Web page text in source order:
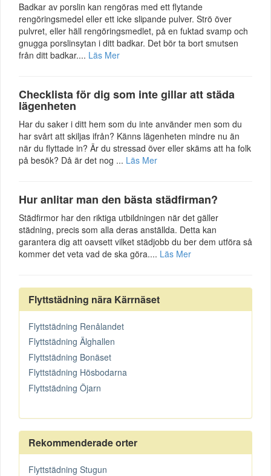
Badkar av porslin kan rengöras med ett flytande
rengöringsmedel eller ett icke slipande pulver. Strö över
pulvret, eller häll rengöringsmedlet, på en fuktad svamp och
gnugga porslinsytan i ditt badkar. Det bör ta bort smutsen
från ditt badkar.... Läs Mer
Checklista för dig som inte gillar att städa
lägenheten
Har du saker i ditt hem som du inte använder men som du
har svårt att skiljas ifrån? Känns lägenheten mindre nu än
när du flyttade in? Är du stressad över eller skäms att ha folk
på besök? Då är det nog ... Läs Mer
Hur anlitar man den bästa städfirman?
Städfirmor har den riktiga utbildningen när det gäller
städning, precis som alla deras anställda. Detta kan
garantera dig att oavsett vilket städjobb du ber dem utföra så
kommer det veta vad de ska göra.... Läs Mer
Flyttstädning nära Kärrnäset
Flyttstädning Renålandet
Flyttstädning Älghallen
Flyttstädning Bonäset
Flyttstädning Hösbodarna
Flyttstädning Öjarn
Rekommenderade orter
Flyttstädning Stugun